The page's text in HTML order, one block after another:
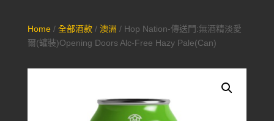
Home/ 全部酒款/ 澳洲 / Hop Nation-傳送門:無酒精淡愛
爾(罐裝)Opening Doors Alc-Free Hazy Pale(Can)